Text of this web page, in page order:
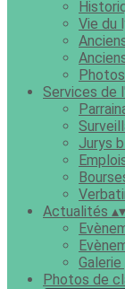
Vie du
Services de
Jurys
Actualités ▴▾
Photos de